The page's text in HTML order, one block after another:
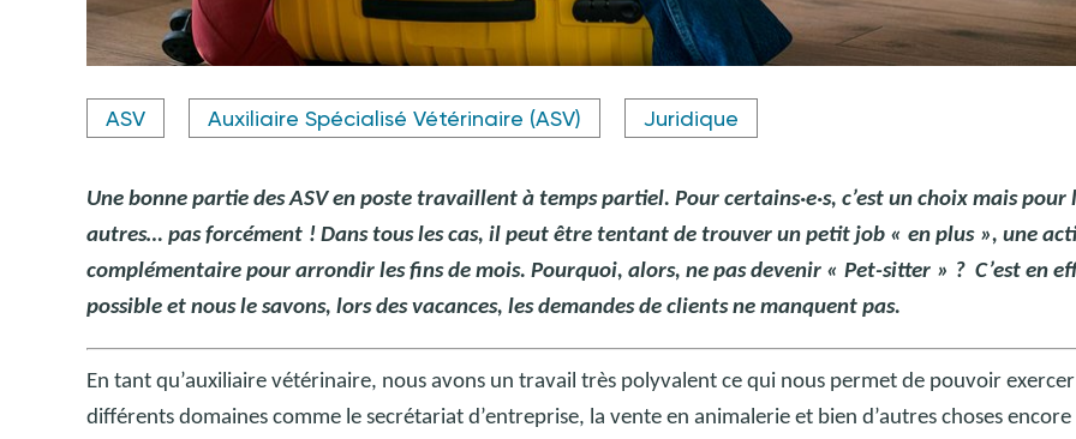
Crédit photo @ lavju83 - stock.adobe.com
ASV Auxiliaire Spécialisé Vétérinaire (ASV) Juridique
Une bonne partie des ASV en poste travaillent à temps partiel. Pour certains·e·s, c’est un choix mais pour
autres… pas forcément ! Dans tous les cas, il peut être tentant de trouver un petit job « en plus », une
complémentaire pour arrondir les fins de mois. Pourquoi, alors, ne pas devenir « Pet-sitter » ? C’est en
possible et nous le savons, lors des vacances, les demandes de clients ne manquent pas.
En tant qu’auxiliaire vétérinaire, nous avons un travail très polyvalent ce qui nous permet de pouvoir
différents domaines comme le secrétariat d’entreprise, la vente en animalerie et bien d’autres choses encore